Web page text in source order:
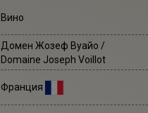
Вино
Домен Жозеф Вуайо /
Domaine Joseph Voillot
Франция